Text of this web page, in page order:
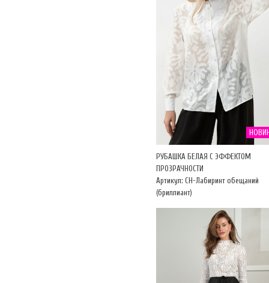
РУБАШКА БЕЛАЯ С ЭФФЕКТОМ
ПРОЗРАЧНОСТИ
Артикул: CH-Лабиринт обещаний
(бриллиант)